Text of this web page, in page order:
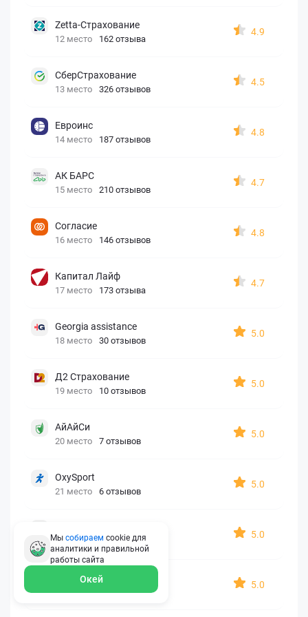
Zetta-Страхование
12 место 162 отзыва
4.9
СберСтрахование
13 место 326 отзывов
4.5
Евроинс
14 место 187 отзывов
4.8
АК БАРС
15 место 210 отзывов
4.7
Согласие
16 место 146 отзывов
4.8
Капитал Лайф
17 место 173 отзыва
4.7
Georgia assistance
18 место 30 отзывов
5.0
Д2 Страхование
19 место 10 отзывов
5.0
АйАйСи
20 место 7 отзывов
5.0
OxySport
21 место 6 отзывов
5.0
22 место 2 отзыва
5.0
Oxy Travel Premium
23 место 1 отзыв
5.0
Мы собираем cookie для
аналитики и правильной
работы сайта
Окей